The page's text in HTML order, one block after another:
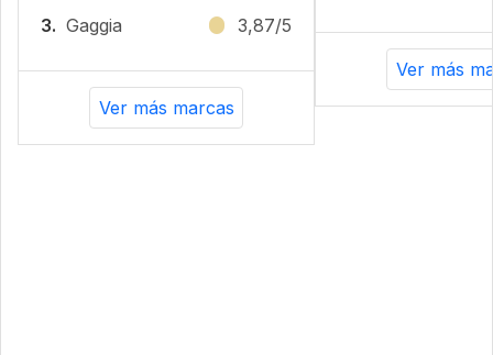
3. Gaggia 3,87/5
Ver más marcas
Ver más